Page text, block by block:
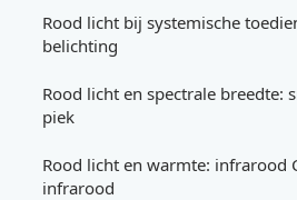
Rood licht bij systemische
belichting
Rood licht en spectrale breedte:
piek
Rood licht en warmte: infrarood
infrarood